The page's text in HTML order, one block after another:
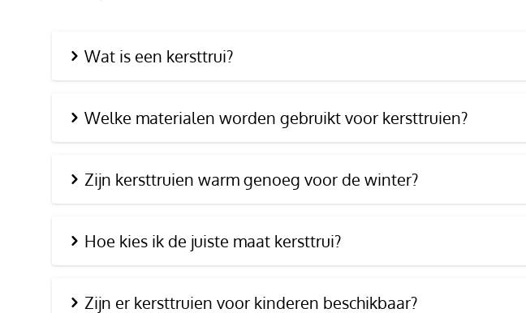
Wat is een kersttrui?
Welke materialen worden gebruikt voor kersttruien?
Zijn kersttruien warm genoeg voor de winter?
Hoe kies ik de juiste maat kersttrui?
Zijn er kersttruien voor kinderen beschikbaar?